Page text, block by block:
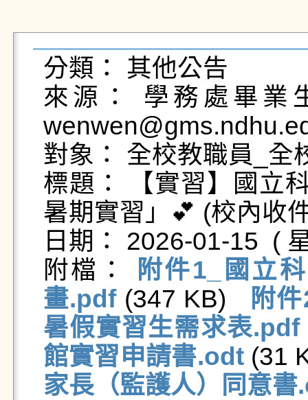
分類： 其他公告
來源： 學務處畢業
對象： 全校教職員_全
標題： 【實習】國立
暑期實習」💕 (校內收
日期： 2026-01-15  (
附檔：
附件1_國立
畫.pdf (347 KB)
附
暑假實習生需求表.pdf
館實習申請書.odt (31
家長（監護人）同意書